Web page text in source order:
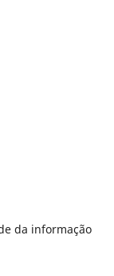
da informação